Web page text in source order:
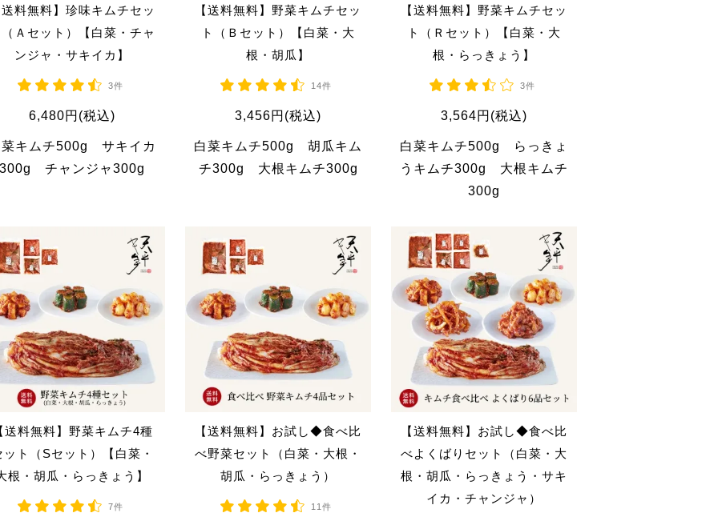
料無料】珍味キムチセッ
Ａセット）【白菜・チャ
ンジャ・サキイカ】
3件
6,480円(税込)
菜キムチ500g サキイカ
300g チャンジャ300g
【送料無料】野菜キムチセッ
ト（Ｂセット）【白菜・大
根・胡瓜】
14件
3,456円(税込)
白菜キムチ500g 胡瓜キム
チ300g 大根キムチ300g
【送料無料】野菜キムチセッ
ト（Ｒセット）【白菜・大
根・らっきょう】
3件
3,564円(税込)
白菜キムチ500g らっきょ
うキムチ300g 大根キムチ
300g
送料無料】野菜キムチ4種
ット（Sセット）【白菜・
根・胡瓜・らっきょう】
7件
【送料無料】お試し◆食べ比
べ野菜セット（白菜・大根・
胡瓜・らっきょう）
11件
【送料無料】お試し◆食べ比
べよくばりセット（白菜・大
根・胡瓜・らっきょう・サキ
イカ・チャンジャ）